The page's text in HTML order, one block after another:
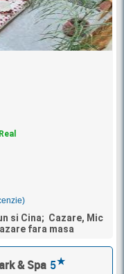
si Cina; Cazare, Mic
fara masa
& Spa 5★